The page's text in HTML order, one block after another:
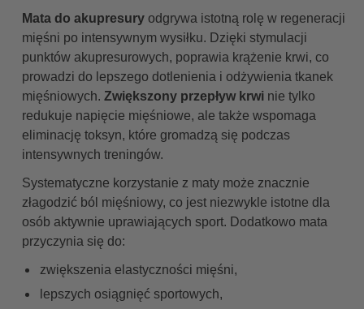
Mata do akupresury odgrywa istotną rolę w regeneracji
mięśni po intensywnym wysiłku. Dzięki stymulacji
punktów akupresurowych, poprawia krążenie krwi, co
prowadzi do lepszego dotlenienia i odżywienia tkanek
mięśniowych. Zwiększony przepływ krwi nie tylko
redukuje napięcie mięśniowe, ale także wspomaga
eliminację toksyn, które gromadzą się podczas
intensywnych treningów.
Systematyczne korzystanie z maty może znacznie
złagodzić ból mięśniowy, co jest niezwykle istotne dla
osób aktywnie uprawiających sport. Dodatkowo mata
przyczynia się do:
zwiększenia elastyczności mięśni,
lepszych osiągnięć sportowych,